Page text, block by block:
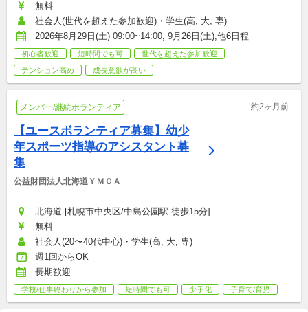
無料
社会人(世代を超えた参加歓迎)・学生(高, 大, 専)
2026年8月29日(土) 09:00~14:00, 9月26日(土),他6日程
初心者歓迎 短時間でも可
世代を超えた参加歓迎
テンション高め
成長意欲が高い
メンバー/継続ボランティア 約2ヶ月前
【ユースボランティア募集】幼少
年スポーツ指導のアシスタント募
集
公益財団法人北海道ＹＭＣＡ
北海道 [札幌市中央区/中島公園駅 徒歩15分]
無料
社会人(20〜40代中心)・学生(高, 大, 専)
週1回からOK
長期歓迎
学校/仕事終わりから参加 短時間でも可 少子化 子育て/育児